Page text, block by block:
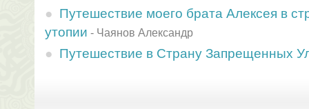
Путешествие моего брата Алексея в
утопии - Чаянов Александр
Путешествие в Страну Запрещенных